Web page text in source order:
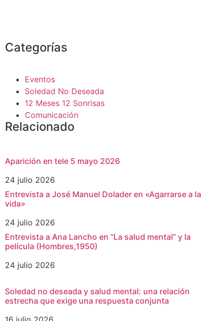
Categorías
Eventos
Soledad No Deseada
12 Meses 12 Sonrisas
Comunicación
Relacionado
Aparición en tele 5 mayo 2026
24 julio 2026
Entrevista a José Manuel Dolader en «Agarrarse a la
vida»
24 julio 2026
Entrevista a Ana Lancho en “La salud mental” y la
película (Hombres,1950)
24 julio 2026
Soledad no deseada y salud mental: una relación
estrecha que exige una respuesta conjunta